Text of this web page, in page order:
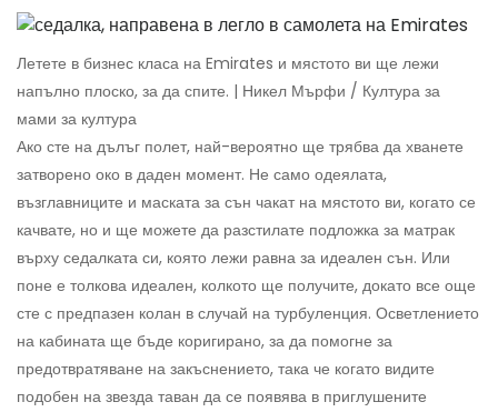
Летете в бизнес класа на Emirates и мястото ви ще лежи
напълно плоско, за да спите. | Никел Мърфи / Култура за
мами за култура
Ако сте на дълъг полет, най-вероятно ще трябва да хванете
затворено око в даден момент. Не само одеялата,
възглавниците и маската за сън чакат на мястото ви, когато се
качвате, но и ще можете да разстилате подложка за матрак
върху седалката си, която лежи равна за идеален сън. Или
поне е толкова идеален, колкото ще получите, докато все още
сте с предпазен колан в случай на турбуленция. Осветлението
на кабината ще бъде коригирано, за да помогне за
предотвратяване на закъснението, така че когато видите
подобен на звезда таван да се появява в приглушените